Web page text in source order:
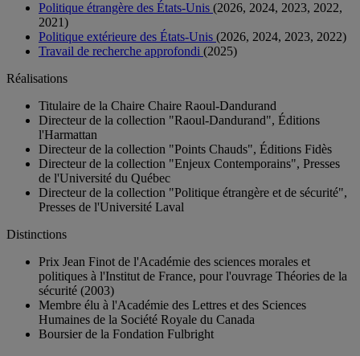
Politique étrangère des États-Unis (2026, 2024, 2023, 2022,
2021)
Politique extérieure des États-Unis (2026, 2024, 2023, 2022)
Travail de recherche approfondi (2025)
Réalisations
Titulaire de la Chaire Chaire Raoul-Dandurand
Directeur de la collection "Raoul-Dandurand", Éditions
l'Harmattan
Directeur de la collection "Points Chauds", Éditions Fidès
Directeur de la collection "Enjeux Contemporains", Presses
de l'Université du Québec
Directeur de la collection "Politique étrangère et de sécurité",
Presses de l'Université Laval
Distinctions
Prix Jean Finot de l'Académie des sciences morales et
politiques à l'Institut de France, pour l'ouvrage Théories de la
sécurité (2003)
Membre élu à l'Académie des Lettres et des Sciences
Humaines de la Société Royale du Canada
Boursier de la Fondation Fulbright